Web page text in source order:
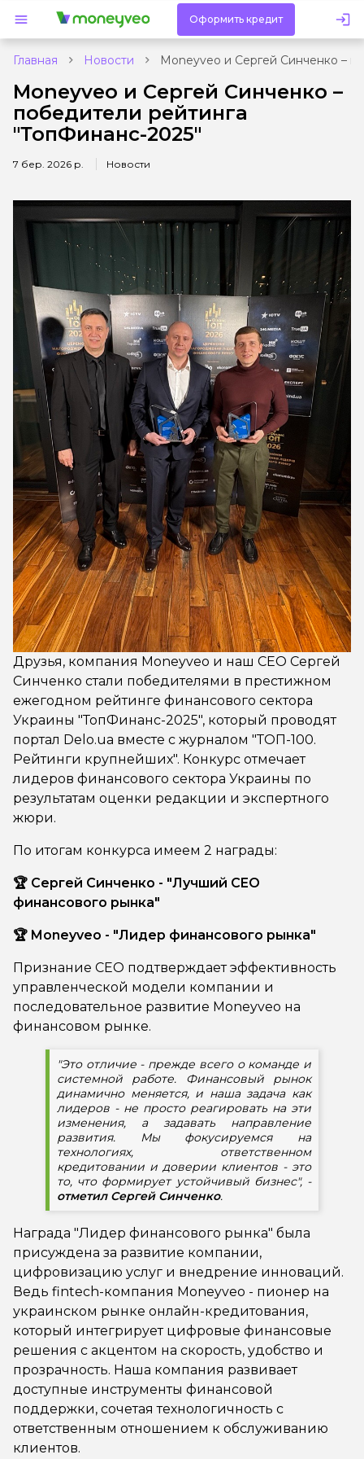
Оформить кредит
Главная Новости Moneyveo и Сергей Синченко –
Moneyveo и Сергей Синченко –
победители рейтинга
"ТопФинанс-2025"
7 бер. 2026 р. Новости
Друзья, компания Moneyveo и наш CEO Сергей
Синченко стали победителями в престижном
ежегодном рейтинге финансового сектора
Украины "ТопФинанс-2025", который проводят
портал Delo.ua вместе с журналом "ТОП-100.
Рейтинги крупнейших". Конкурс отмечает
лидеров финансового сектора Украины по
результатам оценки редакции и экспертного
жюри.
По итогам конкурса имеем 2 награды:
🏆 Сергей Синченко - "Лучший CEO
финансового рынка"
🏆 Moneyveo - "Лидер финансового рынка"
Признание CEO подтверждает эффективность
управленческой модели компании и
последовательное развитие Moneyveo на
финансовом рынке.
"Это отличие - прежде всего о команде и
системной работе. Финансовый рынок
динамично меняется, и наша задача как
лидеров - не просто реагировать на эти
изменения, а задавать направление
развития. Мы фокусируемся на
технологиях, ответственном
кредитовании и доверии клиентов - это
то, что формирует устойчивый бизнес", -
отметил Сергей Синченко.
Награда "Лидер финансового рынка" была
присуждена за развитие компании,
цифровизацию услуг и внедрение инноваций.
Ведь fintech-компания Moneyveo - пионер на
украинском рынке онлайн-кредитования,
который интегрирует цифровые финансовые
решения с акцентом на скорость, удобство и
прозрачность. Наша компания развивает
доступные инструменты финансовой
поддержки, сочетая технологичность с
ответственным отношением к обслуживанию
клиентов.